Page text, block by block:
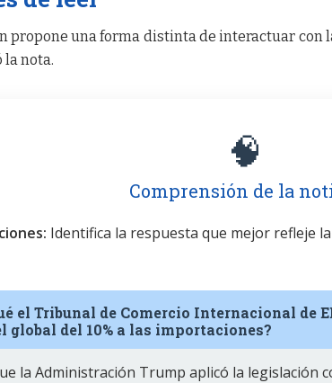
propone una forma distinta de interactuar con
la nota.
🧠
Comprensión de la
Identifica la respuesta que mejor refleje
el Tribunal de Comercio Internacional de
global del 10% a las importaciones?
la Administración Trump aplicó la legislación